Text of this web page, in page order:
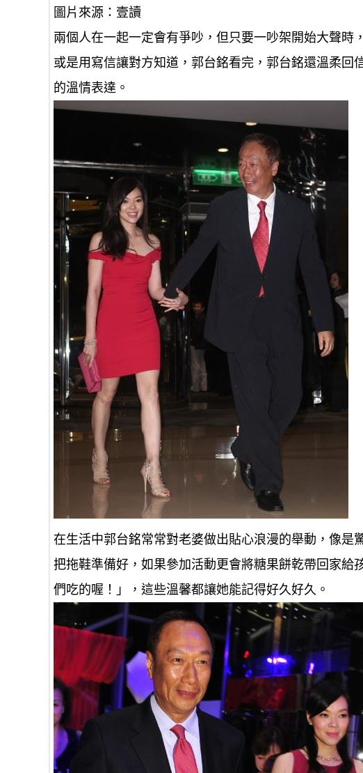
圖片來源：壹讀
兩個人在一起一定會有爭吵，但只要一吵架開始大聲時
或是用寫信讓對方知道，郭台銘看完，郭台銘還溫柔
的溫情表達。
在生活中郭台銘常常對老婆做出貼心浪漫的舉動，像是
把拖鞋準備好，如果參加活動更會將糖果餅乾帶回家給
們吃的喔！」，這些溫馨都讓她能記得好久好久。